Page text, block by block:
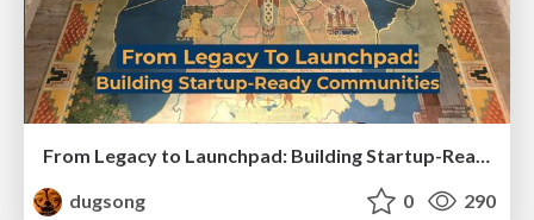
From Legacy to Launchpad: Building Startup-Ready Communities
dugsong
0 290